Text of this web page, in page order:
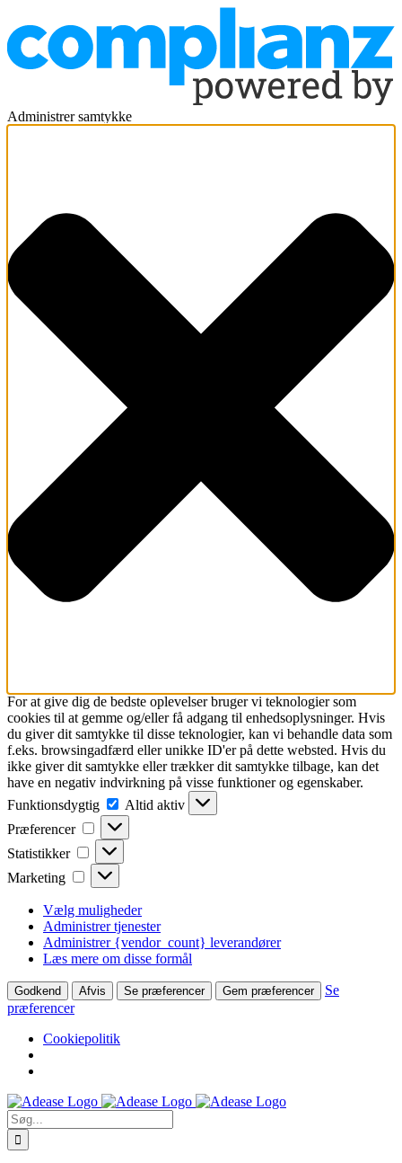
Administrer samtykke
For at give dig de bedste oplevelser bruger vi teknologier som
cookies til at gemme og/eller få adgang til enhedsoplysninger. Hvis
du giver dit samtykke til disse teknologier, kan vi behandle data som
f.eks. browsingadfærd eller unikke ID'er på dette websted. Hvis du
ikke giver dit samtykke eller trækker dit samtykke tilbage, kan det
have en negativ indvirkning på visse funktioner og egenskaber.
Funktionsdygtig
Funktionsdygtig
Altid aktiv
Præferencer
Præferencer
Statistikker Statistikker
Marketing Marketing
Vælg muligheder
Administrer tjenester
Administrer {vendor_count} leverandører
Læs mere om disse formål
Godkend Afvis Se præferencer Gem præferencer
Se
præferencer
Cookiepolitik
Skip
to
content
Søg
efter: